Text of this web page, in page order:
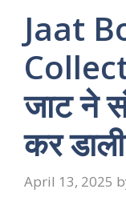
Jaat
जाट ने
कर
April 13, 2025